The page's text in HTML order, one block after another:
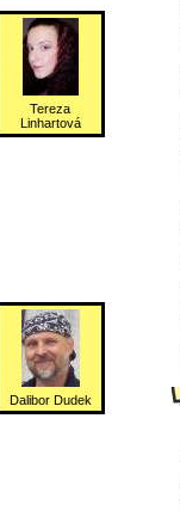
Tereza
Linhartová
Dalibor Dudek